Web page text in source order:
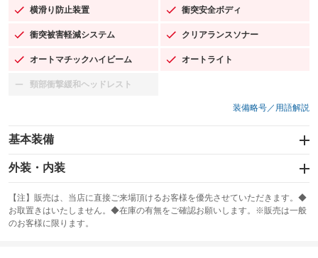
横滑り防止装置
：装備あり 衝突安全ボディ
：装備あり
衝突被害軽減システム
：装備あり クリアランスソナー
：装備あり
オートマチックハイビーム
：装備あり オートライト
：装備あり
頸部衝撃緩和ヘッドレスト
：装備なし
装備略号／用語解説
基本装備
エアバッグ：運転席/助手席/サイド
：装備あり
：装備なし
サンルーフ
：装備なし ABS
外装・内装
カーナビ：SDナビ
：装備あり
TV
：装備なし
【注】販売は、当店に直接ご来場頂けるお客様を優先させていただきます。◆
お取置きはいたしません。◆在庫の有無をご確認お願いします。※販売は一般
のお客様に限ります。